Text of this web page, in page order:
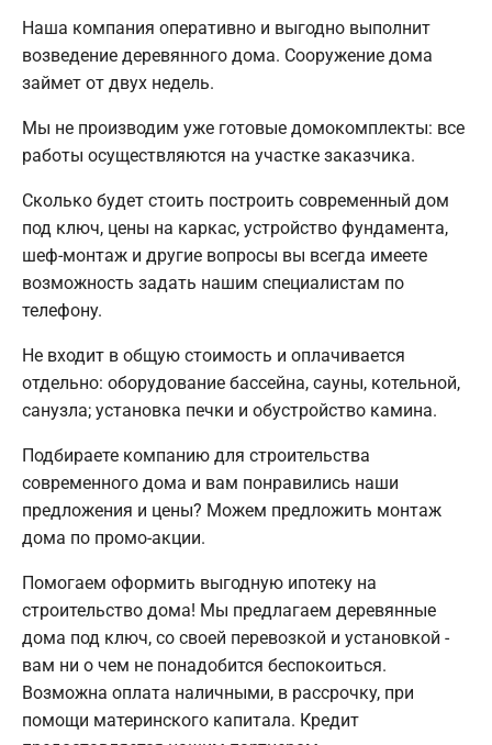
Наша компания оперативно и выгодно выполнит
возведение деревянного дома. Сооружение дома
займет от двух недель.
Мы не производим уже готовые домокомплекты: все
работы осуществляются на участке заказчика.
Сколько будет стоить построить современный дом
под ключ, цены на каркас, устройство фундамента,
шеф-монтаж и другие вопросы вы всегда имеете
возможность задать нашим специалистам по
телефону.
Не входит в общую стоимость и оплачивается
отдельно: оборудование бассейна, сауны, котельной,
санузла; установка печки и обустройство камина.
Подбираете компанию для строительства
современного дома и вам понравились наши
предложения и цены? Можем предложить монтаж
дома по промо-акции.
Помогаем оформить выгодную ипотеку на
строительство дома! Мы предлагаем деревянные
дома под ключ, со своей перевозкой и установкой -
вам ни о чем не понадобится беспокоиться.
Возможна оплата наличными, в рассрочку, при
помощи материнского капитала. Кредит